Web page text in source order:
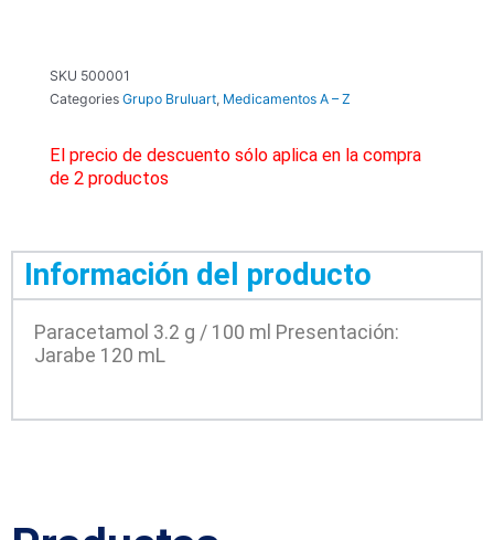
SKU 500001
Categories Grupo Bruluart, Medicamentos A – Z
El precio de descuento sólo aplica en la compra
de 2 productos
Información del producto
Paracetamol 3.2 g / 100 ml Presentación:
Jarabe 120 mL